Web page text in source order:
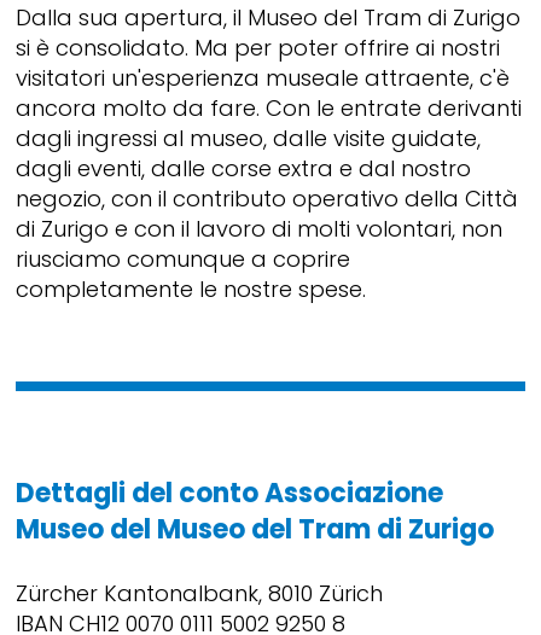
Dalla sua apertura, il Museo del Tram di Zurigo
si è consolidato. Ma per poter offrire ai nostri
visitatori un'esperienza museale attraente, c'è
ancora molto da fare. Con le entrate derivanti
dagli ingressi al museo, dalle visite guidate,
dagli eventi, dalle corse extra e dal nostro
negozio, con il contributo operativo della Città
di Zurigo e con il lavoro di molti volontari, non
riusciamo comunque a coprire
completamente le nostre spese.
Dettagli del conto Associazione
Museo del Museo del Tram di Zurigo
Zürcher Kantonalbank, 8010 Zürich
IBAN CH12 0070 0111 5002 9250 8